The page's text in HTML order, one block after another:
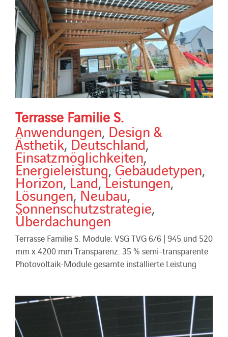
Terrasse Familie S.
Anwendungen, Design &
Ästhetik,Deutschland,
Einsatzmöglichkeiten,
Energieleistung,Gebäudetypen,
Horizon,Land,Leistungen,
Lösungen,Neubau,
Sonnenschutzstrategie,
Überdachungen
Terrasse Familie S. Module: VSG TVG 6/6 | 945 und 520
mm x 4200 mm Transparenz: 35 % semi-transparente
Photovoltaik-Module gesamte installierte Leistung